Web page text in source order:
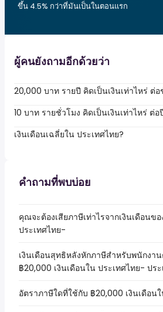
ขึ้น 4.5% กว่าที่มันเป็นในตอนแรก
ผู้คนยังถามอีกด้วยว่า
20,000 บาท รายปี คิดเป็นเงินเท่าไหร่ ต่อ
10 บาท รายชั่วโมง คิดเป็นเงินเท่าไหร่ ต่อ
เงินเดือนเฉลี่ยใน ประเทศไทย?
คำถามที่พบบ่อย
คุณจะต้องเสียภาษีเท่าไรจากเงินเดือน
ประเทศไทย-
เงินเดือนสุทธิหลังหักภาษีสำหรับพนักงา
฿20,000 เงินเดือนใน ประเทศไทย- ปร
อัตราภาษีใดที่ใช้กับ ฿20,000 เงินเดือน